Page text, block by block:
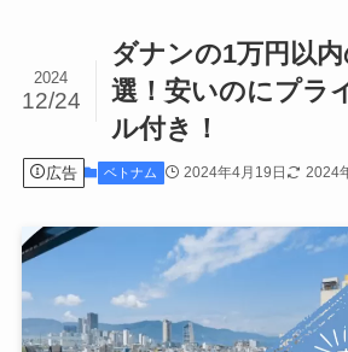
ダナンの1万円以
選！安いのにプラ
ル付き！
2024
12/24
広告 ベトナム 2024年4月19日 2024